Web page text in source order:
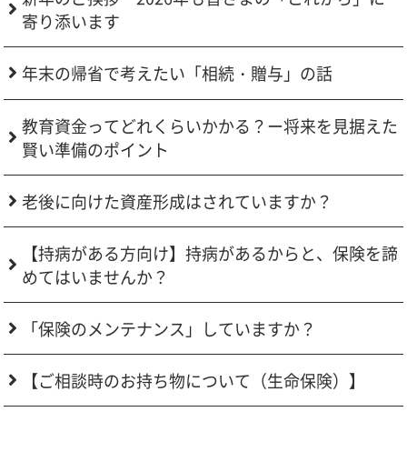
寄り添います
年末の帰省で考えたい「相続・贈与」の話
教育資金ってどれくらいかかる？ー将来を見据えた
賢い準備のポイント
老後に向けた資産形成はされていますか？
【持病がある方向け】持病があるからと、保険を諦
めてはいませんか？
「保険のメンテナンス」していますか？
【ご相談時のお持ち物について（生命保険）】